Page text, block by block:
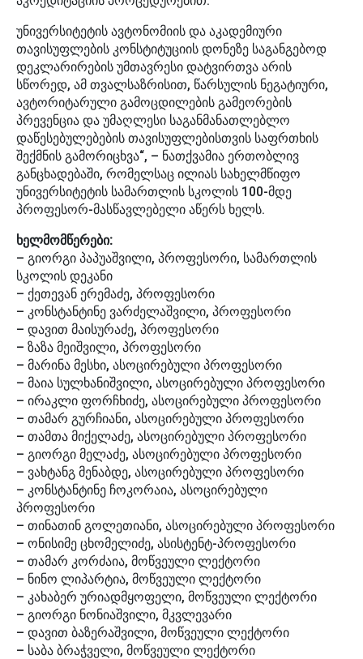
უნივერსიტეტის ავტონომიის და აკადემიური
თავისუფლების კონსტიტუციის დონეზე საგანგებოდ
დეკლარირების უმთავრესი დატვირთვა არის
სწორედ, ამ თვალსაზრისით, წარსულის ნეგატიური,
ავტორიტარული გამოცდილების გამეორების
პრევენცია და უმაღლესი საგანმანათლებლო
დაწესებულებების თავისუფლებისთვის საფრთხის
შექმნის გამორიცხვა“, – ნათქვამია ერთობლივ
განცხადებაში, რომელსაც ილიას სახელმწიფო
უნივერსიტეტის სამართლის სკოლის 100-მდე
პროფესორ-მასწავლებელი აწერს ხელს.
ხელმომწერები:
– გიორგი პაპუაშვილი, პროფესორი, სამართლის
სკოლის დეკანი
– ქეთევან ერემაძე, პროფესორი
– კონსტანტინე ვარძელაშვილი, პროფესორი
– დავით მაისურაძე, პროფესორი
– ზაზა მეიშვილი, პროფესორი
– მარინა მესხი, ასოცირებული პროფესორი
– მაია სულხანიშვილი, ასოცირებული პროფესორი
– ირაკლი ფორჩხიძე, ასოცირებული პროფესორი
– თამარ გურჩიანი, ასოცირებული პროფესორი
– თამთა მიქელაძე, ასოცირებული პროფესორი
– გიორგი მელაძე, ასოცირებული პროფესორი
– ვახტანგ მენაბდე, ასოცირებული პროფესორი
– კონსტანტინე ჩოკორაია, ასოცირებული
პროფესორი
– თინათინ გოლეთიანი, ასოცირებული პროფესორი
– ონისიმე ცხომელიძე, ასისტენტ-პროფესორი
– თამარ კორძაია, მოწვეული ლექტორი
– ნინო ლიპარტია, მოწვეული ლექტორი
– კახაბერ ურიადმყოფელი, მოწვეული ლექტორი
– გიორგი ნონიაშვილი, მკვლევარი
– დავით ბაზერაშვილი, მოწვეული ლექტორი
– საბა ბრაჭველი, მოწვეული ლექტორი